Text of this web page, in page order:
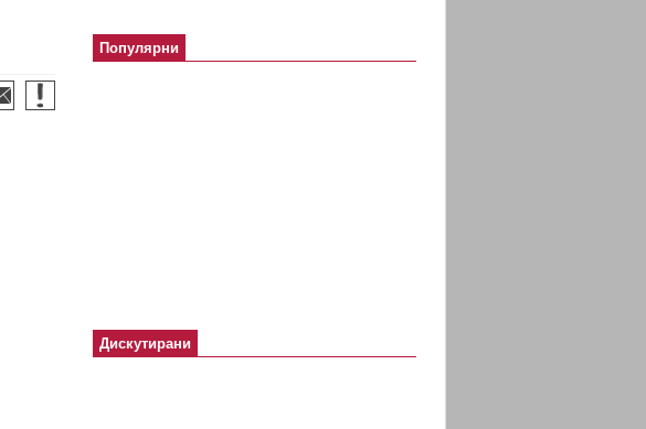
Популярни
Дискутирани